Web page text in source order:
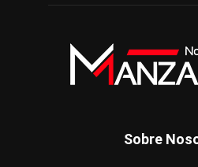
Sobre